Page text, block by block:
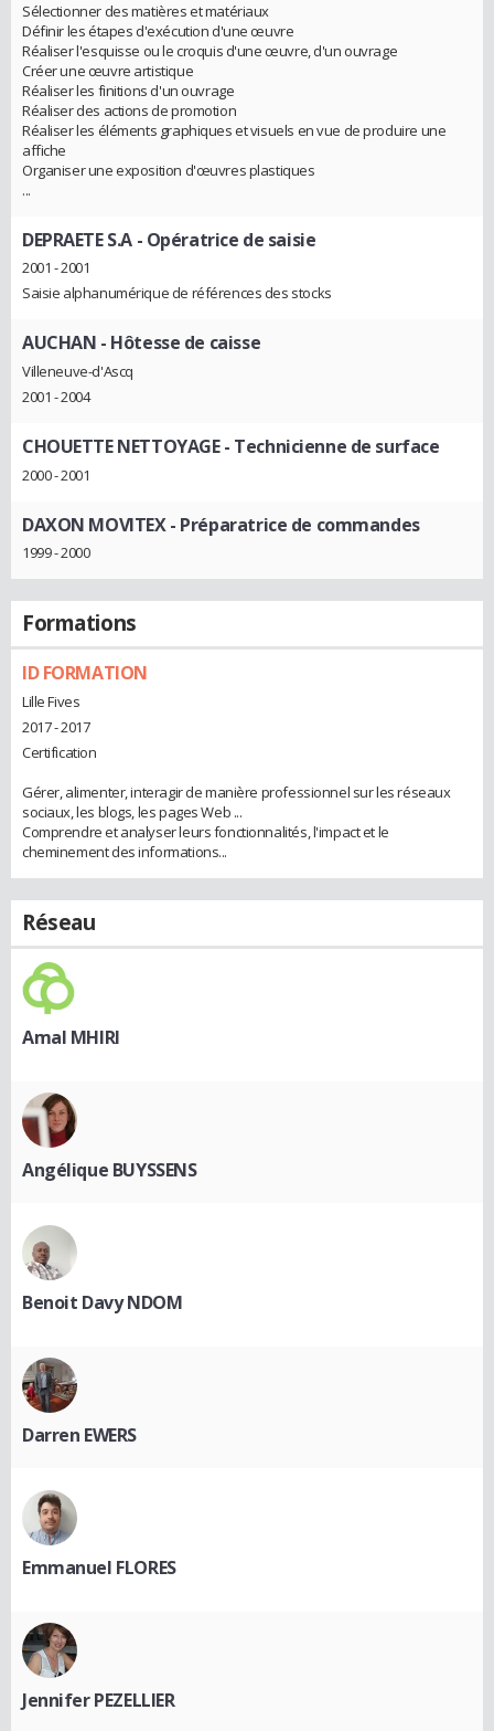
Sélectionner des matières et matériaux
Définir les étapes d'exécution d'une œuvre
Réaliser l'esquisse ou le croquis d'une œuvre, d'un ouvrage
Créer une œuvre artistique
Réaliser les finitions d'un ouvrage
Réaliser des actions de promotion
Réaliser les éléments graphiques et visuels en vue de produire une
affiche
Organiser une exposition d'œuvres plastiques
...
DEPRAETE S.A- Opératrice de saisie
2001 - 2001
Saisie alphanumérique de références des stocks
AUCHAN - Hôtesse de caisse
Villeneuve-d'Ascq
2001 - 2004
CHOUETTE NETTOYAGE- Technicienne de surface
2000 - 2001
DAXON MOVITEX- Préparatrice de commandes
1999 - 2000
Formations
ID FORMATION
Lille Fives
2017 - 2017
Certification
Gérer, alimenter, interagir de manière professionnel sur les réseaux
sociaux, les blogs, les pages Web ...
Comprendre et analyser leurs fonctionnalités, l'impact et le
cheminement des informations...
Réseau
Amal MHIRI
Angélique BUYSSENS
Benoit Davy NDOM
Darren EWERS
Emmanuel FLORES
Jennifer PEZELLIER